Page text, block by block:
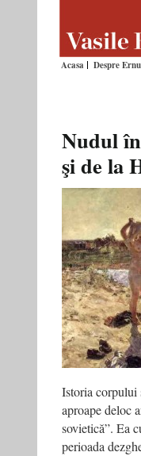
Acasa Despre Ernu
Nudul
şi de la
Istoria corpului
aproape deloc
sovietică”. Ea
perioada